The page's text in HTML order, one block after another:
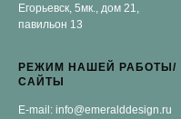
Егорьевск, 5мк., дом 21,
павильон 13
РЕЖИМ НАШЕЙ РАБОТЫ/
САЙТЫ
E-mail: info@emeralddesign.ru